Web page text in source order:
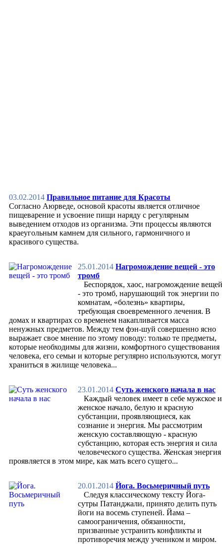
Джйотиш
Теории создания
Здоровье
Для души
Молитвы
Мантры
Пение
Видео
Концентрация
Медитация
Практика внимательности
Болезни и ум
Психология
Смехотерапия
Ум и органы чувств
Настрои
Гимнастика, закаливание
Общение
Отдых
Фитнесс
Массаж и самомассаж
Болезни и исцеление
03.02.2014 Правильное питание для Красоты
Согласно Аюрведе, основой красоты является отличное
пищеварение и усвоение пищи наряду с регулярным
выведением отходов из организма. Эти процессы являются
краеугольным камнем для сильного, гармоничного и
красивого существа.
25.01.2014 Нагромождение вещей - это
тромб
Беспорядок, хаос, нагромождение вещей
- это тромб, нарушающий ток энергии по
комнатам, «болезнь» квартиры,
требующая своевременного лечения. В
домах и квартирах со временем накапливается масса
ненужных предметов. Между тем фэн-шуй совершенно ясно
выражает свое мнение по этому поводу: только те предметы,
которые необходимы для жизни, комфортного существования
человека, его семьи и которые регулярно используются, могут
храниться в жилище человека...
23.01.2014 Суть женского начала в нас
Каждый человек имеет в себе мужское и
женское начало, белую и красную
субстанции, проявляющиеся, как
сознание и энергия. Мы рассмотрим
женскую составляющую - красную
субстанцию, которая есть энергия и сила
человеческого существа. Женская энергия
проявляется в этом мире, как мать всего сущего...
20.01.2014 Йога. Восьмеричный путь
Следуя классическому тексту Йога-
сутры Патанджали, принято делить путь
йоги на восемь ступеней. Йама –
самоограничения, обязанности,
призванные устранить конфликты и
противоречия между учеником и миром.